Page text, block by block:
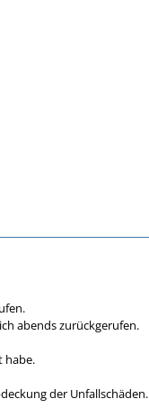
abends zurückgerufen.
habe.
der Unfallschäden.